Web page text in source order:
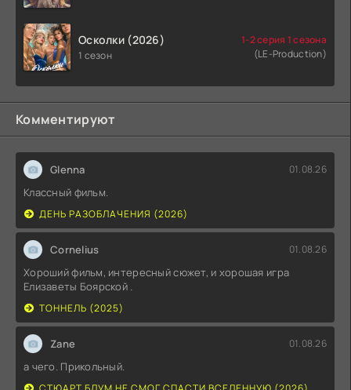
Осколки (2026)
1 сезон
1-2 серия 1 сезона
(LE-Production)
Комментируют
Glenna 01.08.26
Классный фильм.
ДЕНЬ РАЗОБЛАЧЕНИЯ (2026)
Cornelius 01.08.26
Хороший фильм, интересный сюжет, и хорошая игра
Елизаветы Боярской .
ТОННЕЛЬ (2025)
Zane 01.08.26
а чего. Прикольный.